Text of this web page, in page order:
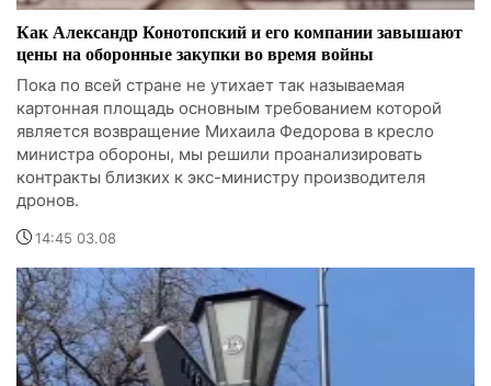
Как Александр Конотопский и его компании завышают
цены на оборонные закупки во время войны
Пока по всей стране не утихает так называемая
картонная площадь основным требованием которой
является возвращение Михаила Федорова в кресло
министра обороны, мы решили проанализировать
контракты близких к экс-министру производителя
дронов.
14:45 03.08